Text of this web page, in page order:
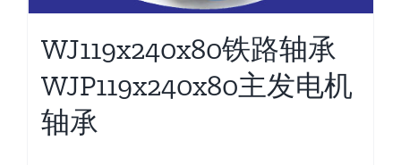
WJ119x240x80铁路轴承
WJP119x240x80主发电机
轴承